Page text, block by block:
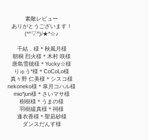
素敵レビュー
ありがとうございます！
(*^▽^)/★*☆♪
千結．様＊秋風月様
朝桐 烈火様＊木村 咲様
唐島雪穂様＊Yucky☆様
りゅう*様＊CoCoLo様
真々野 仁美様＊シスコ様
nekoneko様＊皐月コハル様
mio*jun様＊さいマサ様
樹樹様＊うまの様
羽樹緩真様＊祠様
逢衣香様＊聖凪砂様
ダンスだんす様